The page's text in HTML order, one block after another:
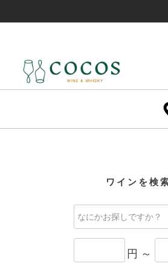
ワインを検
円 ～